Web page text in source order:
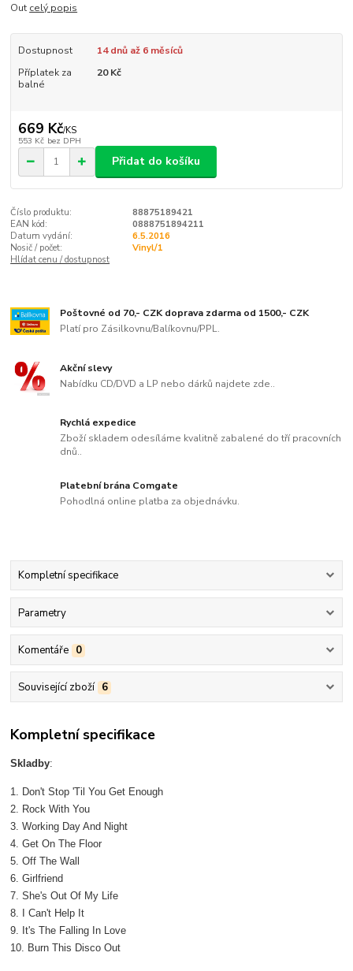
Out celý popis
Dostupnost
14 dnů až 6 měsíců
Příplatek za
balné
20 Kč
669 Kč/KS
553 Kč bez DPH
Přidat do košíku
Číslo produktu:
88875189421
EAN kód:
0888751894211
Datum vydání:
6.5.2016
Nosič / počet:
Vinyl/1
Hlídat cenu / dostupnost
Poštovné od 70,- CZK doprava zdarma od 1500,- CZK
Platí pro Zásilkovnu/Balíkovnu/PPL.
Akční slevy
Nabídku CD/DVD a LP nebo dárků najdete zde..
Rychlá expedice
Zboží skladem odesíláme kvalitně zabalené do tří pracovních
dnů..
Platební brána Comgate
Pohodlná online platba za objednávku.
Kompletní specifikace
Parametry
Komentáře 0
Související zboží 6
Kompletní specifikace
Skladby:
1. Don't Stop 'Til You Get Enough
2. Rock With You
3. Working Day And Night
4. Get On The Floor
5. Off The Wall
6. Girlfriend
7. She's Out Of My Life
8. I Can't Help It
9. It's The Falling In Love
10. Burn This Disco Out